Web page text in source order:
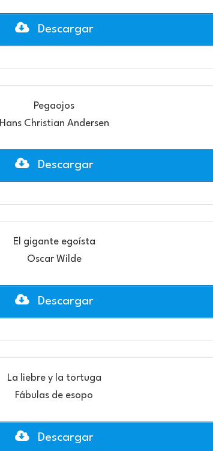
Descargar
Pegaojos
Hans Christian Andersen
Descargar
El gigante egoísta
Oscar Wilde
Descargar
La liebre y la tortuga
Fábulas de esopo
Descargar